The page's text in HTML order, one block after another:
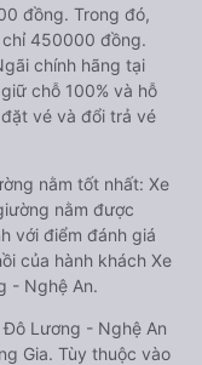
đồng. Trong đó,
chỉ 450000 đồng.
chính hãng tại
chỗ 100% và hỗ
vé và đổi trả vé
nằm tốt nhất: Xe
nằm được
với điểm đánh giá
của hành khách Xe
- Nghệ An.
Lương - Nghệ An
Gia. Tùy thuộc vào